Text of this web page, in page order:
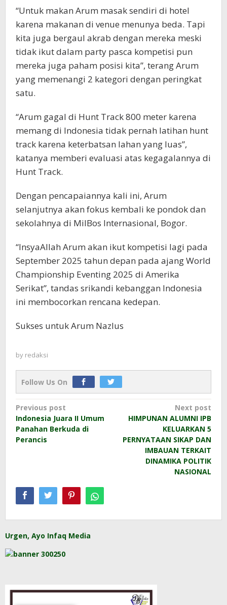
“Untuk makan Arum masak sendiri di hotel
karena makanan di venue menunya beda. Tapi
kita juga bergaul akrab dengan mereka meski
tidak ikut dalam party pasca kompetisi pun
mereka juga paham posisi kita”, terang Arum
yang memenangi 2 kategori dengan peringkat
satu.
“Arum gagal di Hunt Track 800 meter karena
memang di Indonesia tidak pernah latihan hunt
track karena keterbatsan lahan yang luas”,
katanya memberi evaluasi atas kegagalannya di
Hunt Track.
Dengan pencapaiannya kali ini, Arum
selanjutnya akan fokus kembali ke pondok dan
sekolahnya di MilBos Internasional, Bogor.
“InsyaAllah Arum akan ikut kompetisi lagi pada
September 2025 tahun depan pada ajang World
Championship Eventing 2025 di Amerika
Serikat”, tandas srikandi kebanggan Indonesia
ini membocorkan rencana kedepan.
Sukses untuk Arum Nazlus
by redaksi
Follow Us On
Post
navigation
Previous post
Indonesia Juara II Umum
Panahan Berkuda di
Perancis
Next post
HIMPUNAN ALUMNI IPB
KELUARKAN 5
PERNYATAAN SIKAP DAN
IMBAUAN TERKAIT
DINAMIKA POLITIK
NASIONAL
Urgen, Ayo Infaq Media